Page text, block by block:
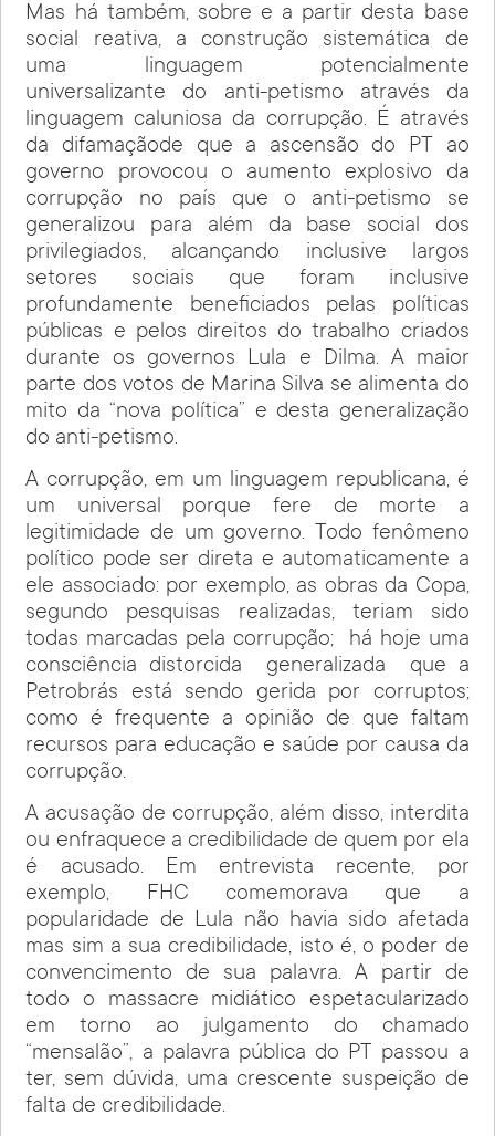
Mas há também, sobre e a partir desta base
social reativa, a construção sistemática de
uma linguagem potencialmente
universalizante do anti-petismo através da
linguagem caluniosa da corrupção. É através
da difamaçãode que a ascensão do PT ao
governo provocou o aumento explosivo da
corrupção no país que o anti-petismo se
generalizou para além da base social dos
privilegiados, alcançando inclusive largos
setores sociais que foram inclusive
profundamente beneficiados pelas políticas
públicas e pelos direitos do trabalho criados
durante os governos Lula e Dilma. A maior
parte dos votos de Marina Silva se alimenta do
mito da “nova política” e desta generalização
do anti-petismo.
A corrupção, em um linguagem republicana, é
um universal porque fere de morte a
legitimidade de um governo. Todo fenômeno
político pode ser direta e automaticamente a
ele associado: por exemplo, as obras da Copa,
segundo pesquisas realizadas, teriam sido
todas marcadas pela corrupção; há hoje uma
consciência distorcida generalizada que a
Petrobrás está sendo gerida por corruptos;
como é frequente a opinião de que faltam
recursos para educação e saúde por causa da
corrupção.
A acusação de corrupção, além disso, interdita
ou enfraquece a credibilidade de quem por ela
é acusado. Em entrevista recente, por
exemplo, FHC comemorava que a
popularidade de Lula não havia sido afetada
mas sim a sua credibilidade, isto é, o poder de
convencimento de sua palavra. A partir de
todo o massacre midiático espetacularizado
em torno ao julgamento do chamado
“mensalão”, a palavra pública do PT passou a
ter, sem dúvida, uma crescente suspeição de
falta de credibilidade.